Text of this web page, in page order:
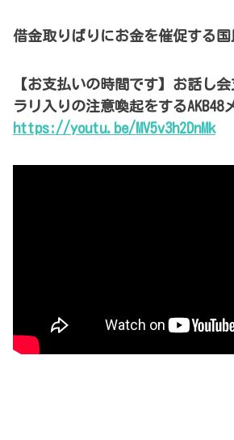
借金取りばりにお金を催促する
【お支払いの時間です】お話し
ラリ入りの注意喚起をするAKB48
https://youtu.be/MV5v3h2DnMk